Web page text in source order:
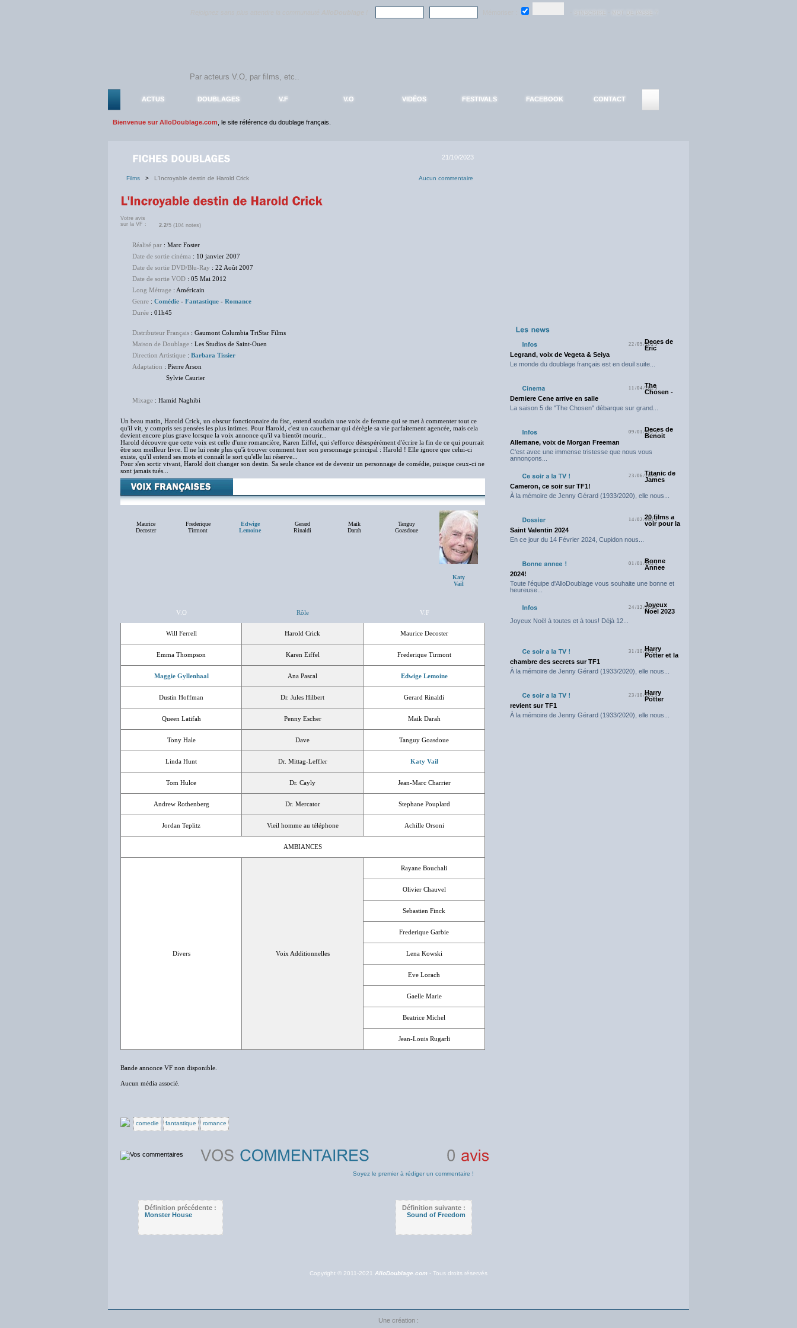
ACTUS DOUBLAGES V.F V.O VIDÉOS FESTIVALS FACEBOOK CONTACT
Bienvenue sur AlloDoublage.com , le site référence du doublage français.
21/10/2023
Films > L'Incroyable destin de Harold Crick Aucun commentaire
Votre avis
sur la VF :
2.2/5 (104 notes)
Réalisé par : Marc Foster
Date de sortie cinéma : 10 janvier 2007
Date de sortie DVD/Blu-Ray : 22 Août 2007
Date de sortie VOD : 05 Mai 2012
Long Métrage : Américain
Genre : Comédie - Fantastique - Romance
Durée : 01h45
Distributeur Français : Gaumont Columbia TriStar Films
Maison de Doublage : Les Studios de Saint-Ouen
Direction Artistique : Barbara Tissier
Adaptation : Pierre Arson
Sylvie Caurier
Mixage : Hamid Naghibi
Un beau matin, Harold Crick, un obscur fonctionnaire du fisc, entend soudain une voix de femme qui se met à commenter tout ce
qu'il vit, y compris ses pensées les plus intimes. Pour Harold, c'est un cauchemar qui dérègle sa vie parfaitement agencée, mais cela
devient encore plus grave lorsque la voix annonce qu'il va bientôt mourir...
Harold découvre que cette voix est celle d'une romancière, Karen Eiffel, qui s'efforce désespérément d'écrire la fin de ce qui pourrait
être son meilleur livre. Il ne lui reste plus qu'à trouver comment tuer son personnage principal : Harold ! Elle ignore que celui-ci
existe, qu'il entend ses mots et connaît le sort qu'elle lui réserve...
Pour s'en sortir vivant, Harold doit changer son destin. Sa seule chance est de devenir un personnage de comédie, puisque ceux-ci ne
sont jamais tués...
Maurice
Decoster
Frederique
Tirmont
Edwige
Lemoine
Gerard
Rinaldi
Maik
Darah
Tanguy
Goasdoue
Katy
Vail
V.O Rôle V.F
Will Ferrell Harold Crick Maurice Decoster
Emma Thompson Karen Eiffel Frederique Tirmont
Maggie Gyllenhaal Ana Pascal Edwige Lemoine
Dustin Hoffman Dr. Jules Hilbert Gerard Rinaldi
Queen Latifah Penny Escher Maik Darah
Tony Hale Dave Tanguy Goasdoue
Linda Hunt Dr. Mittag-Leffler Katy Vail
Tom Hulce Dr. Cayly Jean-Marc Charrier
Andrew Rothenberg Dr. Mercator Stephane Pouplard
Jordan Teplitz Vieil homme au téléphone Achille Orsoni
AMBIANCES
Divers Voix Additionnelles
Rayane Bouchali
Olivier Chauvel
Sebastien Finck
Frederique Garbie
Lena Kowski
Eve Lorach
Gaelle Marie
Beatrice Michel
Jean-Louis Rugarli
Bande annonce VF non disponible.
Aucun média associé.
comedie fantastique romance
Soyez le premier à rédiger un commentaire !
Définition précédente :
Monster House
Définition suivante :
Sound of Freedom
22/05/2025Deces de
Eric
Legrand, voix de Vegeta & Seiya
Le monde du doublage français est en deuil suite...
11/04/2025
The
Chosen -
Derniere Cene arrive en salle
La saison 5 de "The Chosen" débarque sur grand...
09/01/2025Deces de
Benoit
Allemane, voix de Morgan Freeman
C'est avec une immense tristesse que nous vous
annonçons...
23/06/2024Titanic de
James
Cameron, ce soir sur TF1!
À la mémoire de Jenny Gérard (1933/2020), elle nous...
14/02/202420 films a
voir pour la
Saint Valentin 2024
En ce jour du 14 Février 2024, Cupidon nous...
01/01/2024
Bonne
Annee
2024!
Toute l'équipe d'AlloDoublage vous souhaite une bonne et
heureuse...
24/12/2023
Joyeux
Noel 2023
Joyeux Noël à toutes et à tous! Déjà 12...
31/10/2023
Harry
Potter et la
chambre des secrets sur TF1
À la mémoire de Jenny Gérard (1933/2020), elle nous...
23/10/2023
Harry
Potter
revient sur TF1
À la mémoire de Jenny Gérard (1933/2020), elle nous...
Copyright © 2011-2021 AlloDoublage.com - Tous droits réservés
Une création :